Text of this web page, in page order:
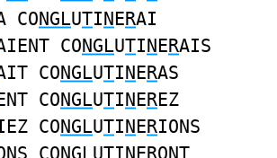
CONGLUTINERAI
CONGLUTINERAIS
CONGLUTINERAS
CONGLUTINEREZ
CONGLUTINERIONS
CONGLUTINERONT